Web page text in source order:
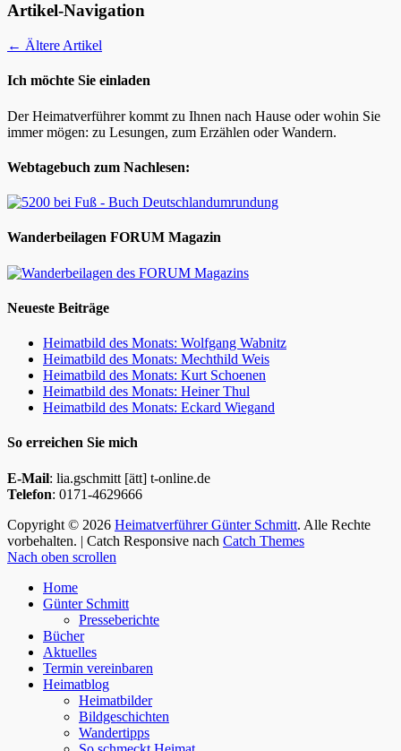
Artikel-Navigation
← Ältere Artikel
Ich möchte Sie einladen
Der Heimatverführer kommt zu Ihnen nach Hause oder wohin Sie
immer mögen: zu Lesungen, zum Erzählen oder Wandern.
Webtagebuch zum Nachlesen:
Wanderbeilagen FORUM Magazin
Neueste Beiträge
Heimatbild des Monats: Wolfgang Wabnitz
Heimatbild des Monats: Mechthild Weis
Heimatbild des Monats: Kurt Schoenen
Heimatbild des Monats: Heiner Thul
Heimatbild des Monats: Eckard Wiegand
So erreichen Sie mich
E-Mail: lia.gschmitt [ätt] t-online.de
Telefon: 0171-4629666
Copyright © 2026 Heimatverführer Günter Schmitt. Alle Rechte
vorbehalten. | Catch Responsive nach Catch Themes
Nach oben scrollen
Home
Günter Schmitt
Presseberichte
Bücher
Aktuelles
Termin vereinbaren
Heimatblog
Heimatbilder
Bildgeschichten
Wandertipps